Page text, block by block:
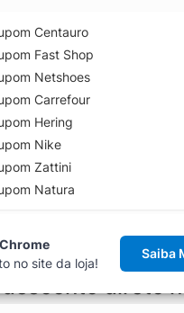
Centauro
Fast Shop
Netshoes
Carrefour
Hering
Nike
Zattini
Natura
direto
no site da loja!
Saiba